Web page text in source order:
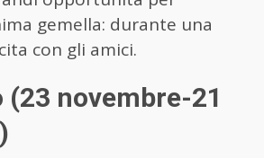
gemella: durante una
con gli amici.
novembre-21